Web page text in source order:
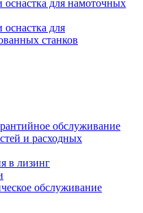
оснастка для намоточных
оснастка для
станков
обслуживание
и расходных
в лизинг
обслуживание